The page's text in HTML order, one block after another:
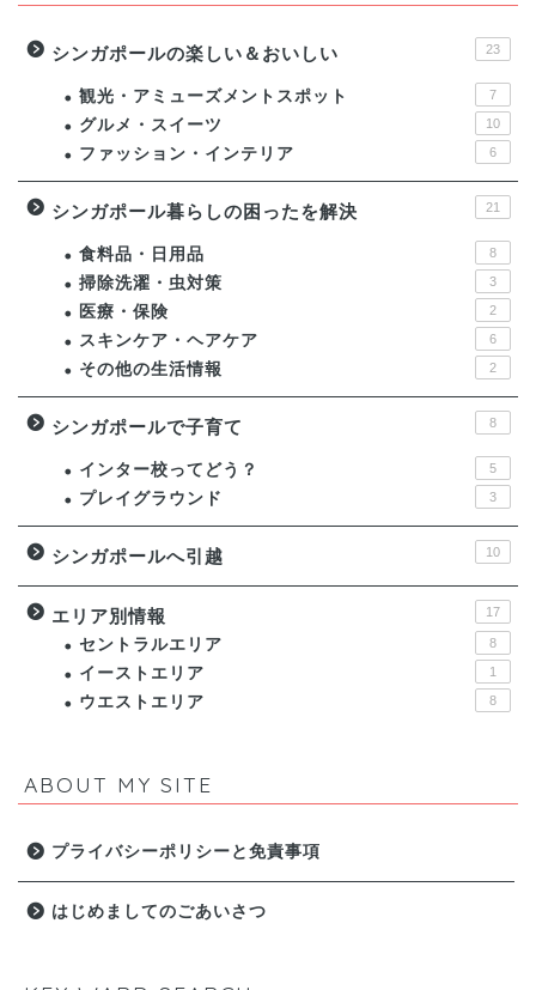
シンガポールの楽しい＆おいしい 23
観光・アミューズメントスポット 7
グルメ・スイーツ 10
ファッション・インテリア 6
シンガポール暮らしの困ったを解決 21
食料品・日用品 8
掃除洗濯・虫対策 3
医療・保険 2
スキンケア・ヘアケア 6
その他の生活情報 2
シンガポールで子育て 8
インター校ってどう？ 5
プレイグラウンド 3
シンガポールへ引越 10
エリア別情報 17
セントラルエリア 8
イーストエリア 1
ウエストエリア 8
ABOUT MY SITE
プライバシーポリシーと免責事項
はじめましてのごあいさつ